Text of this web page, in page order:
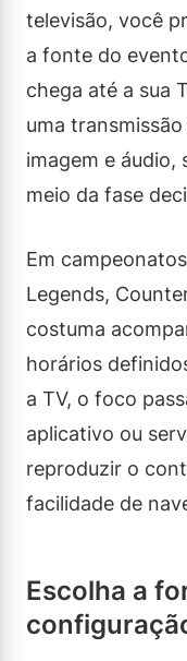
televisão, você
a fonte do
chega até a sua
uma
imagem e
meio da fase
Em
Legends,
costuma
horários
a TV, o foco
aplicativo ou
reproduzir o
facilidade de
Escolha a